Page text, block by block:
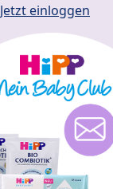
Jetzt einloggen